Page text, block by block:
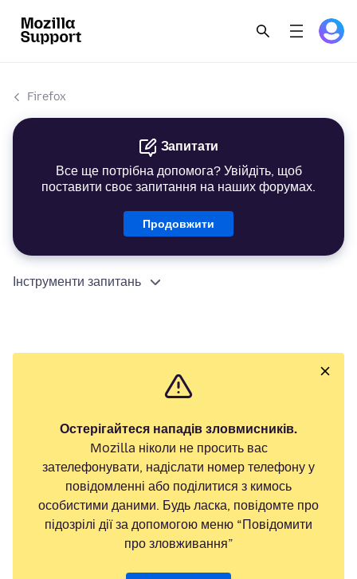
Firefox
Запитати
Все ще потрібна допомога? Увійдіть, щоб
поставити своє запитання на наших форумах.
Продовжити
Інструменти запитань
Остерігайтеся нападів зловмисників.
Mozilla ніколи не просить вас
зателефонувати, надіслати номер телефону у
повідомленні або поділитися з кимось
особистими даними. Будь ласка, повідомте про
підозрілі дії за допомогою меню “Повідомити
про зловживання”